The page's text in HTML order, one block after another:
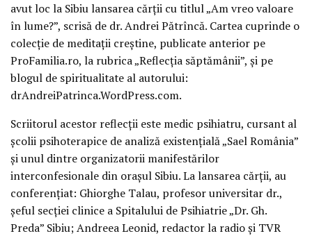
avut loc la Sibiu lansarea cărţii cu titlul „Am vreo valoare
în lume?”, scrisă de dr. Andrei Pătrîncă. Cartea cuprinde o
colecţie de meditaţii creştine, publicate anterior pe
ProFamilia.ro, la rubrica „Reflecţia săptămânii”, şi pe
blogul de spiritualitate al autorului:
drAndreiPatrinca.WordPress.com.
Scriitorul acestor reflecţii este medic psihiatru, cursant al
şcolii psihoterapice de analiză existenţială „Sael România”
şi unul dintre organizatorii manifestărilor
interconfesionale din oraşul Sibiu. La lansarea cărţii, au
conferenţiat: Ghiorghe Talau, profesor universitar dr.,
şeful secţiei clinice a Spitalului de Psihiatrie „Dr. Gh.
Preda” Sibiu; Andreea Leonid, redactor la radio şi TVR